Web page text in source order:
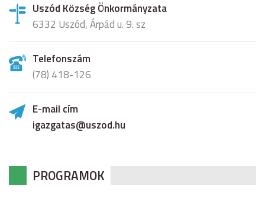
Uszód Község Önkormányzata
6332 Uszód, Árpád u. 9. sz
Telefonszám
(78) 418-126
E-mail cím
igazgatas@uszod.hu
PROGRAMOK